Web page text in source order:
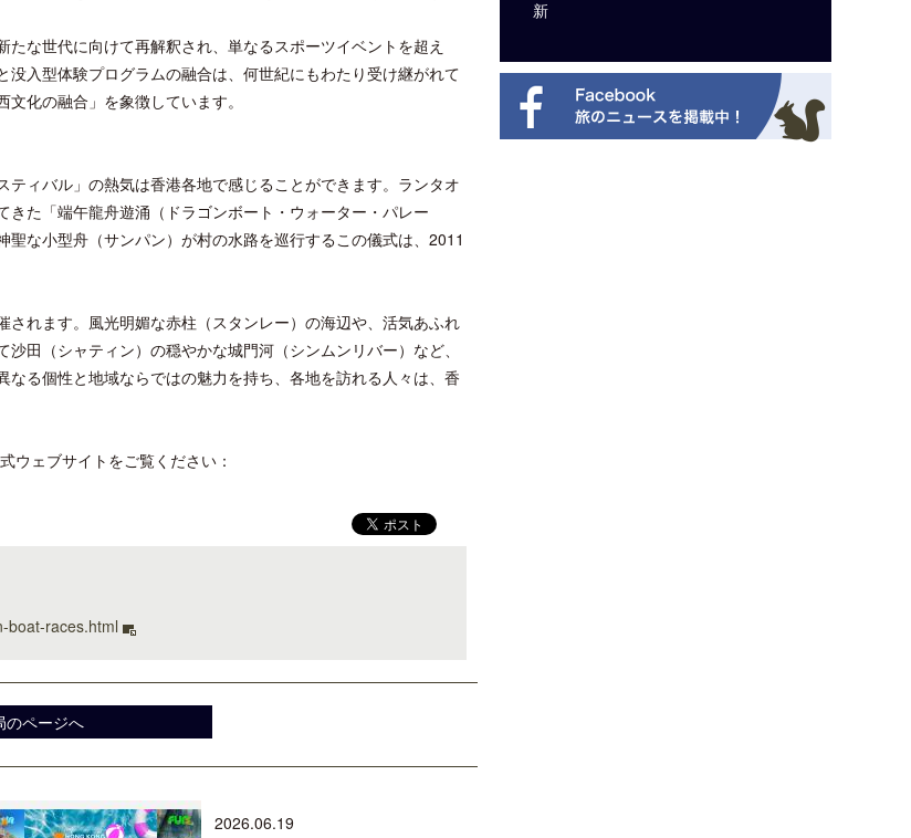
な世代に向けて再解釈され、単なるスポーツイベントを超え
入型体験プログラムの融合は、何世紀にもわたり受け継がれて
化の融合」を象徴しています。
ィバル」の熱気は香港各地で感じることができます。ランタオ
た「端午龍舟遊涌（ドラゴンボート・ウォーター・パレー
な小型舟（サンパン）が村の水路を巡行するこの儀式は、2011
れます。風光明媚な赤柱（スタンレー）の海辺や、活気あふれ
田（シャティン）の穏やかな城門河（シンムンリバー）など、
る個性と地域ならではの魅力を持ち、各地を訪れる人々は、香
ウェブサイトをご覧ください：
boat-races.html
のページへ
2026.06.19
新